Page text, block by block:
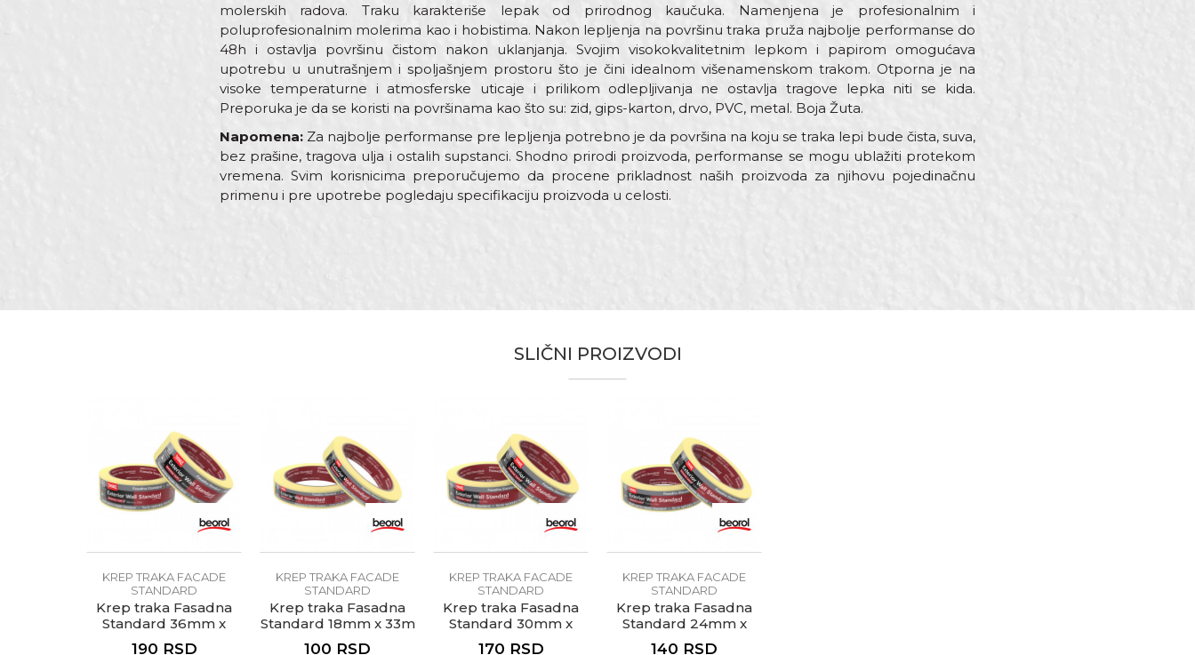
molerskih radova. Traku karakteriše lepak od prirodnog kaučuka. Namenjena je profesionalnim i
poluprofesionalnim molerima kao i hobistima. Nakon lepljenja na površinu traka pruža najbolje performanse do
48h i ostavlja površinu čistom nakon uklanjanja. Svojim visokokvalitetnim lepkom i papirom omogućava
upotrebu u unutrašnjem i spoljašnjem prostoru što je čini idealnom višenamenskom trakom. Otporna je na
visoke temperaturne i atmosferske uticaje i prilikom odlepljivanja ne ostavlja tragove lepka niti se kida.
Preporuka je da se koristi na površinama kao što su: zid, gips-karton, drvo, PVC, metal. Boja Žuta.
Napomena: Za najbolje performanse pre lepljenja potrebno je da površina na koju se traka lepi bude čista, suva,
bez prašine, tragova ulja i ostalih supstanci. Shodno prirodi proizvoda, performanse se mogu ublažiti protekom
vremena. Svim korisnicima preporučujemo da procene prikladnost naših proizvoda za njihovu pojedinačnu
primenu i pre upotrebe pogledaju specifikaciju proizvoda u celosti.
48mm x 33m
Otpornost na temperaturu
Preporučena satnica za skidanje trake
48h
Upotreba
Spoljašnja upotreba
Vrsta lepka
Prirodni kaučuk
Fasaderi, Lakireri, Moleri i farbari, Parketari, Zidari
Brendovi
Beorol
Anti-spam zaštita - izračunajte koliko je 9 - 4 :
SLIČNI PROIZVODI
KREP TRAKA FACADE
STANDARD
Krep traka Fasadna
Standard 36mm x
33m
190 RSD
KREP TRAKA FACADE
STANDARD
Krep traka Fasadna
Standard 18mm x 33m
100 RSD
KREP TRAKA FACADE
STANDARD
Krep traka Fasadna
Standard 30mm x
33m
170 RSD
KREP TRAKA FACADE
STANDARD
Krep traka Fasadna
Standard 24mm x
33m
140 RSD